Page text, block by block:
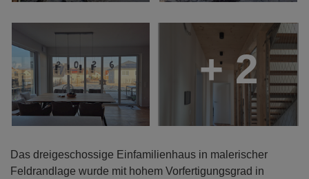
+ 2
Das dreigeschossige Einfamilienhaus in malerischer
Feldrandlage wurde mit hohem Vorfertigungsgrad in